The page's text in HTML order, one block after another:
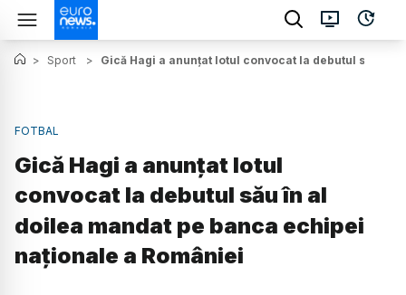
> Sport > Gică Hagi a anunțat lotul convocat la debutul său în
FOTBAL
Gică Hagi a anunțat lotul
convocat la debutul său în al
doilea mandat pe banca echipei
naționale a României